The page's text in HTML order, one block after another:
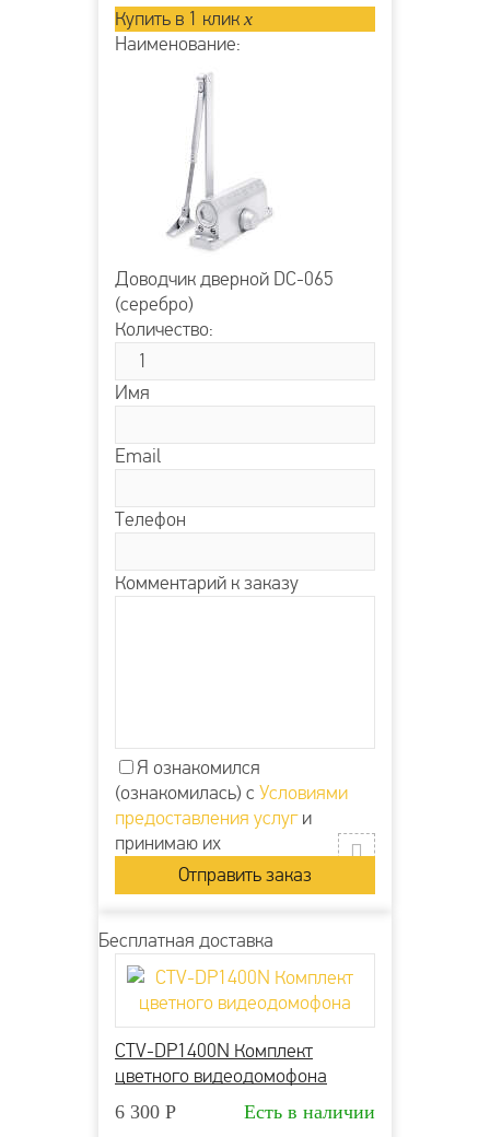
Купить в 1 клик x
Наименование:
Доводчик дверной DC-065
(серебро)
Количество:
Имя
Email
Телефон
Комментарий к заказу
Я ознакомился
(ознакомилась) с Условиями
предоставления услуги
принимаю их
Бесплатная доставка
CTV-DP1400N Комплект
цветного видеодомофона
6 300 Р Есть в наличии